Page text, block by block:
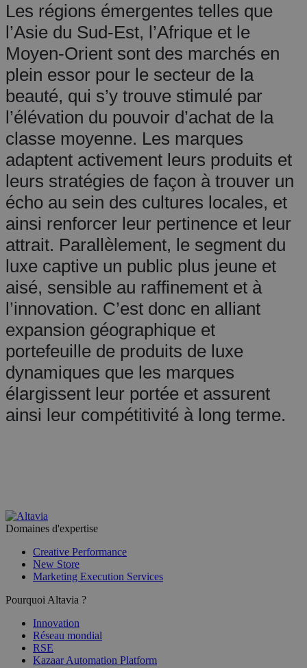
Les régions émergentes telles que
l’Asie du Sud-Est, l’Afrique et le
Moyen-Orient sont des marchés en
plein essor pour le secteur de la
beauté, qui s’y trouve stimulé par
l’élévation du pouvoir d’achat de la
classe moyenne. Les marques
adaptent activement leurs produits et
leurs stratégies de façon à trouver un
écho au sein des cultures locales, et
ainsi renforcer leur pertinence et leur
attrait. Parallèlement, le segment du
luxe captive un public plus jeune et
aisé, sensible au raffinement et à
l’innovation. C’est donc en alliant
expansion géographique et
portefeuille de produits de luxe
dynamiques que les marques
élargissent leur portée et assurent
ainsi leur compétitivité à long terme.
Domaines d'expertise
Creative Performance
New Store
Marketing Execution Services
Pourquoi Altavia ?
Innovation
Réseau mondial
RSE
Kazaar Automation Platform